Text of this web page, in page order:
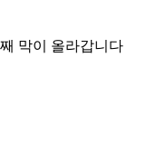
막이 올라갑니다